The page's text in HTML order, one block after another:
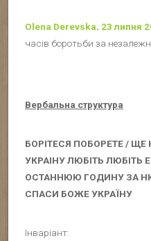
Olena Derevska. 23 липня
часів боротьби за
Вербальна структура
БОРІТЕСЯ ПОБОРЕТЕ /
УКРАІНУ ЛЮБІТЬ ЛЮБІТЬ
ОСТАННЮЮ ГОДИНУ ЗА
СПАСИ БОЖЕ УКРАЇНУ
Інваріант: